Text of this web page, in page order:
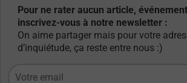
Pour ne rater aucun article,
inscrivez-vous à notre newsletter :
On aime partager mais pour votre
d’inquiétude, ça reste entre nous :)